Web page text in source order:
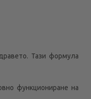
Тази формула
функциониране на